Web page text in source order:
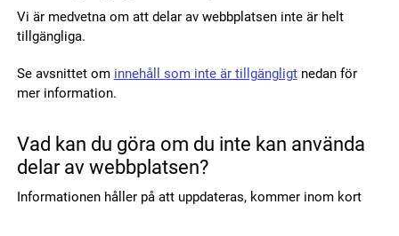
Vi är medvetna om att delar av webbplatsen inte är helt
tillgängliga.
Se avsnittet om innehåll som inte är tillgängligtnedan för
mer information.
Vad kan du göra om du inte kan använda
delar av webbplatsen?
Informationen håller på att uppdateras, kommer inom kort